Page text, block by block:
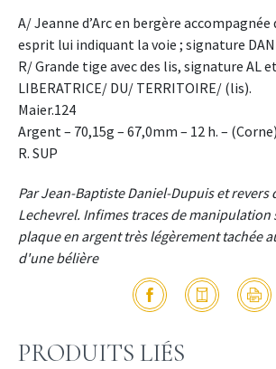
A/ Jeanne d’Arc en bergère accompagnée
esprit lui indiquant la voie ; signature
R/ Grande tige avec des lis, signature AL
LIBERATRICE/ DU/ TERRITOIRE/ (lis).
Maier.124
Argent – 70,15g – 67,0mm – 12 h. –
R. SUP
Par Jean-Baptiste Daniel-Dupuis et revers
Lechevrel. Infimes traces de
plaque en argent très légèrement tachée
d'une bélière
PRODUITS LIÉS